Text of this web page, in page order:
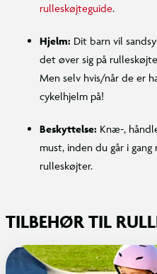
rulleskøjteguide.
Hjelm: Dit barn vil
det øver sig på
Men selv hvis/når de er
cykelhjelm på!
Beskyttelse: Knæ-,
must, inden du går i
rulleskøjter.
TILBEHØR TIL